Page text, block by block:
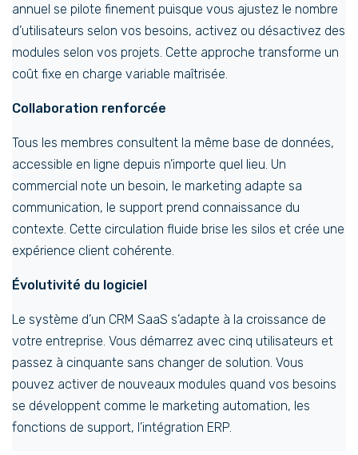
annuel se pilote finement puisque vous ajustez le nombre
d’utilisateurs selon vos besoins, activez ou désactivez des
modules selon vos projets. Cette approche transforme un
coût fixe en charge variable maîtrisée.
Collaboration renforcée
Tous les membres consultent la même base de données,
accessible en ligne depuis n’importe quel lieu. Un
commercial note un besoin, le marketing adapte sa
communication, le support prend connaissance du
contexte. Cette circulation fluide brise les silos et crée une
expérience client cohérente.
Évolutivité du logiciel
Le système d’un CRM SaaS s’adapte à la croissance de
votre entreprise. Vous démarrez avec cinq utilisateurs et
passez à cinquante sans changer de solution. Vous
pouvez activer de nouveaux modules quand vos besoins
se développent comme le marketing automation, les
fonctions de support, l’intégration ERP.